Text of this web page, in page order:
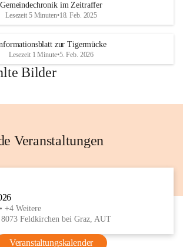
Gemeindechronik im Zeitraffer
Lesezeit 5 Minuten•18. Feb. 2025
zur Tigermücke
Lesezeit 1 Minute•5. Feb. 2026
Bilder
+2
Veranstaltungen
+4 Weitere
8073 Feldkirchen bei Graz, AUT
Veranstaltungskalender